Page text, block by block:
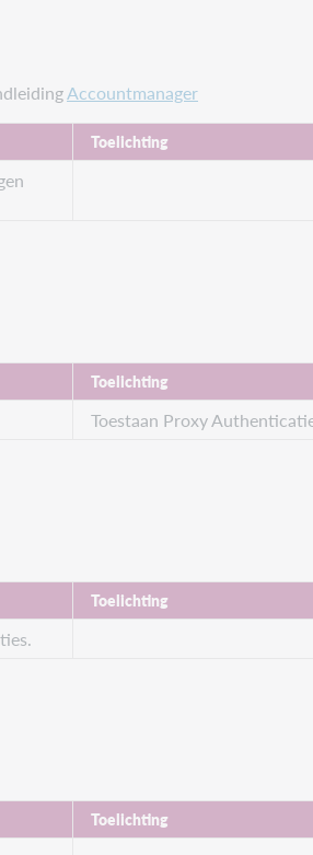
Accountmanager
Toelichting
Toelichting
Toestaan Proxy
Toelichting
Toelichting